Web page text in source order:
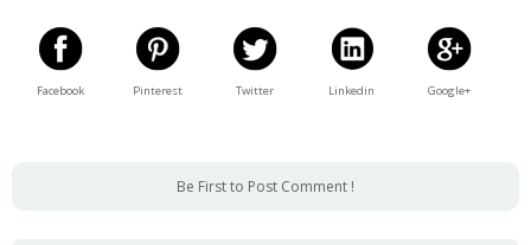
Facebook Pinterest Twitter Linkedin Google+
Be First to Post Comment !